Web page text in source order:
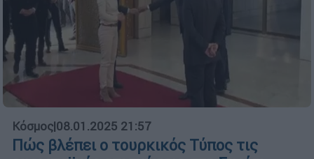
Κόσμος|08.01.2025 21:57
Πώς βλέπει ο τουρκικός Τύπος τις